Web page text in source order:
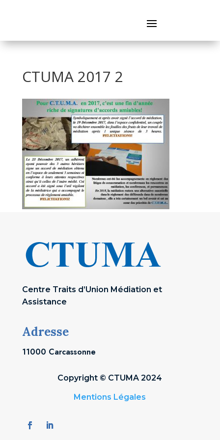
CTUMA 2017 2
Centre Traits d’Union Médiation et
Assistance
Adresse
11000 Carcassonne
Copyright © CTUMA 2024
Mentions Légales